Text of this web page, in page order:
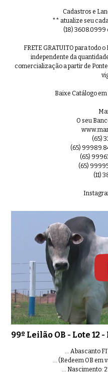
Cadastros e
** atualize seu
(18) 3608.0999
FRETE GRATUITO para todo
independente da
comercialização a partir de
Baixe Catálogo
O seu
(65)
(65)
(65)
(65)
(11)
... Abascanto
... (Redeem OB em
... Nascimento: